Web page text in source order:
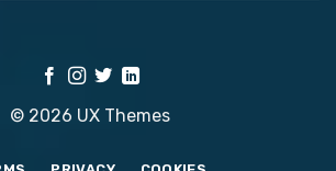
© 2026 UX Themes